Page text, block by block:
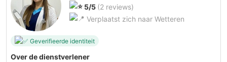
5/5 (2 reviews)
Verplaatst zich naar Wetteren
Geverifieerde identiteit
Over de dienstverlener